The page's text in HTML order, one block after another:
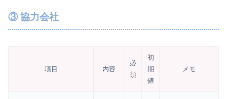
③ 協力会社
項目 内容
必
須
初
期
値
メモ